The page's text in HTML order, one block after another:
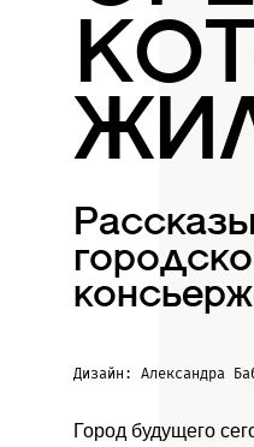
Дизайн: Александра
Город будущего